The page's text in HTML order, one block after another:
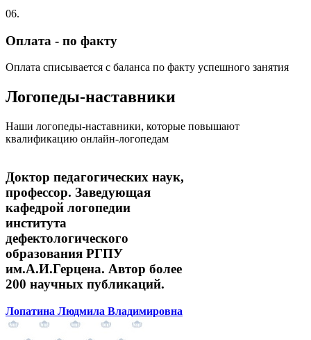
06.
Оплата - по факту
Оплата списывается с баланса по факту успешного занятия
Логопеды-наставники
Наши логопеды-наставники, которые повышают
квалификацию онлайн-логопедам
Доктор педагогических наук,
профессор. Заведующая
кафедрой логопедии
института
дефектологического
образования РГПУ
им.А.И.Герцена. Автор более
200 научных публикаций.
Лопатина Людмила Владимировна